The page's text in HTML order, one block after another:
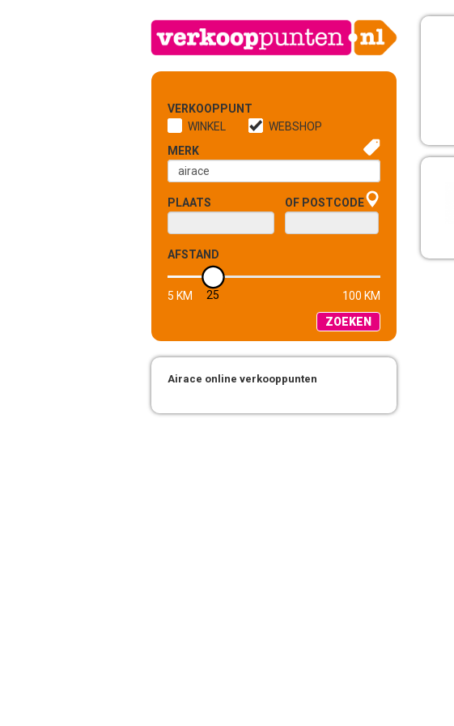
VERKOOPPUNT
WINKEL
WEBSHOP
MERK
PLAATS OF POSTCODE
AFSTAND
5 KM 25
100 KM
ZOEKEN
Airace online verkooppunten